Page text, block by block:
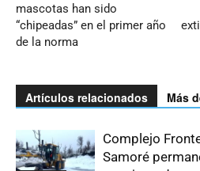
mascotas han sido
“chipeadas” en el primer año
de la norma
Artículos relacionados Más
Complejo
Samoré